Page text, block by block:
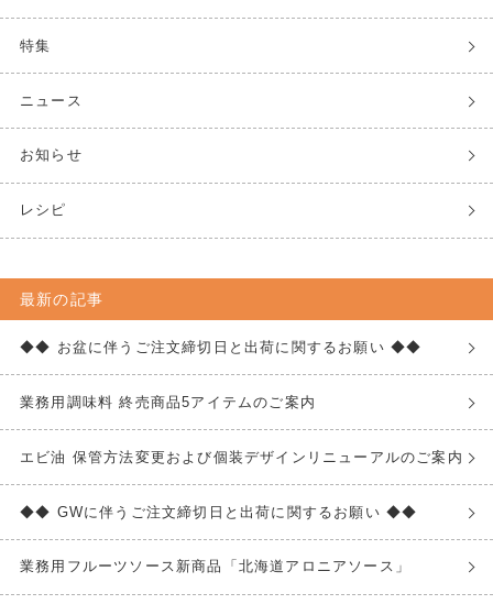
特集
ニュース
お知らせ
レシピ
最新の記事
◆◆ お盆に伴うご注文締切日と出荷に関するお願い ◆◆
業務用調味料 終売商品5アイテムのご案内
エビ油 保管方法変更および個装デザインリニューアルのご案内
◆◆ GWに伴うご注文締切日と出荷に関するお願い ◆◆
業務用フルーツソース新商品「北海道アロニアソース」